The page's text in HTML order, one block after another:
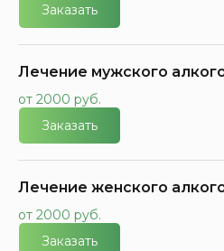
Заказать
Лечение мужского
от 2000 руб.
Заказать
Лечение женского
от 2000 руб.
Заказать